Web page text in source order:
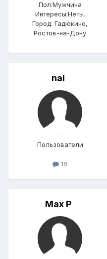
Пол:Мужчина
Интересы:Неты.
Город: Гадюкино,
Ростов-на-Дону
nal
Пользователи
16
Max P